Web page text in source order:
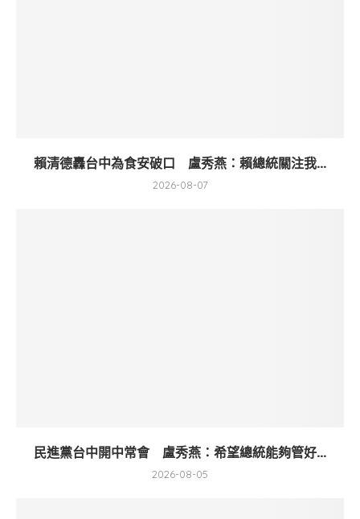
賴清德轟台中為食安破口 盧秀燕：賴總統關注我...
2026-08-07
民進黨台中開中常會 盧秀燕：希望總統能夠管好...
2026-08-05